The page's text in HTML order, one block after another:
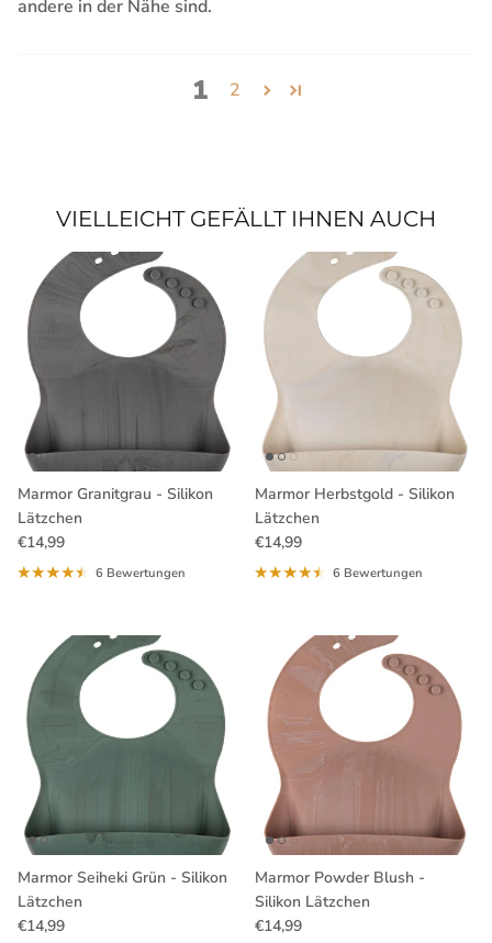
andere in der Nähe sind.
1 2
VIELLEICHT GEFÄLLT IHNEN AUCH
Marmor Granitgrau - Silikon
Lätzchen
Normaler Preis
€14,99
6 Bewertungen
Marmor Herbstgold - Silikon
Lätzchen
Normaler Preis
€14,99
6 Bewertungen
Marmor Seiheki Grün - Silikon
Lätzchen
Normaler Preis
€14,99
Marmor Powder Blush -
Silikon Lätzchen
Normaler Preis
€14,99